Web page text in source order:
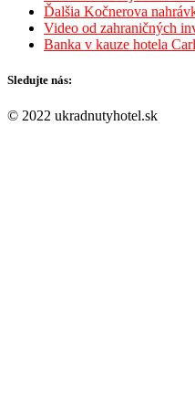
Ďalšia Kočnerova
Video od zahraničných
Banka v kauze hotela
Sledujte nás:
© 2022 ukradnutyhotel.sk